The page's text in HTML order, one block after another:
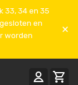
33, 34 en 35
en
worden